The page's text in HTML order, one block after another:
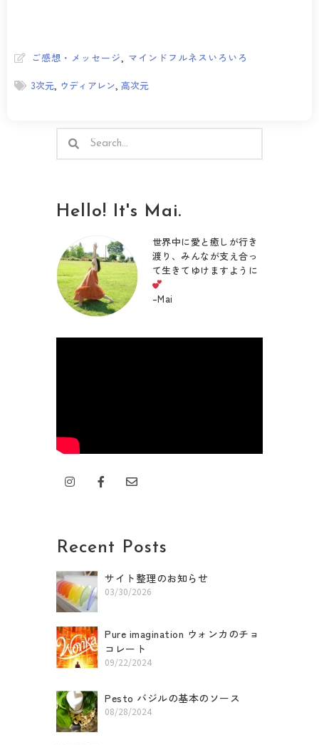
ご感想・メッセージ, マインドフルネスいろいろ
3次元, ウディアレン, 高次元
索
Hello! It's Mai.
世界中に愛と癒しが行き
渡り、みんなが支え合っ
て生きてゆけますように
–Mai
I
n
r
a
F
a
o
k
E
n
p
e
Recent Posts
サイト整理のお知らせ
03/30/2026
Pure imagination ウォンカのチョ
コレート
09/22/2024
Pesto バジルの基本のソース
08/28/2024